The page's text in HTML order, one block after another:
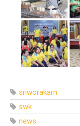
sriworakarn
swk
news